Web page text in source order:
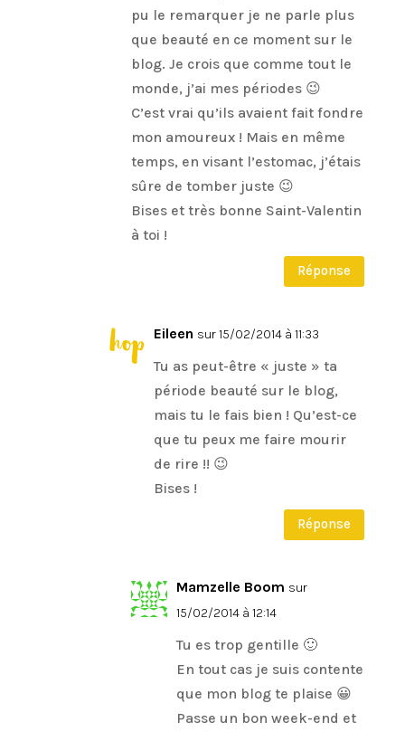
pu le remarquer je ne parle plus
que beauté en ce moment sur le
blog. Je crois que comme tout le
monde, j’ai mes périodes 😉
C’est vrai qu’ils avaient fait fondre
mon amoureux ! Mais en même
temps, en visant l’estomac, j’étais
sûre de tomber juste 😉
Bises et très bonne Saint-Valentin
à toi !
Réponse
Eileen sur 15/02/2014 à 11:33
Tu as peut-être « juste » ta
période beauté sur le blog,
mais tu le fais bien ! Qu’est-ce
que tu peux me faire mourir
de rire !! 😉
Bises !
Réponse
Mamzelle Boom sur
15/02/2014 à 12:14
Tu es trop gentille 🙂
En tout cas je suis contente
que mon blog te plaise 😀
Passe un bon week-end et